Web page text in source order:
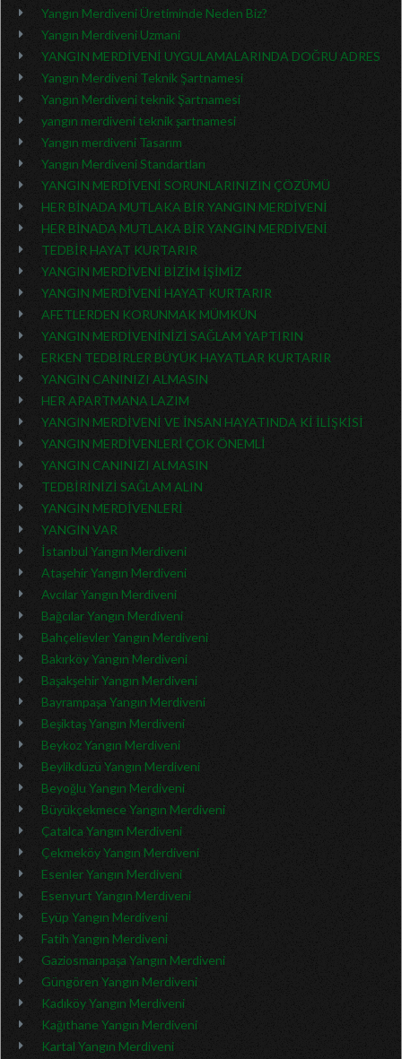
Yangın Merdiveni Üretiminde Neden Biz?
Yangın Merdiveni Uzmani
YANGIN MERDİVENİ UYGULAMALARINDA DOĞRU ADRES
Yangın Merdiveni Teknik Şartnamesi
Yangın Merdiveni teknik Şartnamesi
yangın merdiveni teknik şartnamesi
Yangın merdiveni Tasarım
Yangın Merdiveni Standartları
YANGIN MERDİVENİ SORUNLARINIZIN ÇÖZÜMÜ
HER BİNADA MUTLAKA BİR YANGIN MERDİVENİ
HER BİNADA MUTLAKA BİR YANGIN MERDİVENİ
TEDBİR HAYAT KURTARIR
YANGIN MERDİVENİ BİZİM İŞİMİZ
YANGIN MERDİVENİ HAYAT KURTARIR
AFETLERDEN KORUNMAK MÜMKÜN
YANGIN MERDİVENİNİZİ SAĞLAM YAPTIRIN
ERKEN TEDBİRLER BÜYÜK HAYATLAR KURTARIR
YANGIN CANINIZI ALMASIN
HER APARTMANA LAZIM
YANGIN MERDİVENİ VE İNSAN HAYATINDA Kİ İLİŞKİSİ
YANGIN MERDİVENLERİ ÇOK ÖNEMLİ
YANGIN CANINIZI ALMASIN
TEDBİRİNİZİ SAĞLAM ALIN
YANGIN MERDİVENLERİ
YANGIN VAR
İstanbul Yangın Merdiveni
Ataşehir Yangın Merdiveni
Avcılar Yangın Merdiveni
Bağcılar Yangın Merdiveni
Bahçelievler Yangın Merdiveni
Bakırköy Yangın Merdiveni
Başakşehir Yangın Merdiveni
Bayrampaşa Yangın Merdiveni
Beşiktaş Yangın Merdiveni
Beykoz Yangın Merdiveni
Beylikdüzü Yangın Merdiveni
Beyoğlu Yangın Merdiveni
Büyükçekmece Yangın Merdiveni
Çatalca Yangın Merdiveni
Çekmeköy Yangın Merdiveni
Esenler Yangın Merdiveni
Esenyurt Yangın Merdiveni
Eyüp Yangın Merdiveni
Fatih Yangın Merdiveni
Gaziosmanpaşa Yangın Merdiveni
Güngören Yangın Merdiveni
Kadıköy Yangın Merdiveni
Kağıthane Yangın Merdiveni
Kartal Yangın Merdiveni